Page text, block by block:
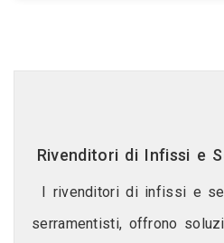
Rivenditori di Infissi e
I rivenditori di infissi e
serramentisti, offrono